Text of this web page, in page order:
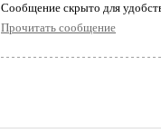
Cообщение скрыто для
Прочитать сообщение